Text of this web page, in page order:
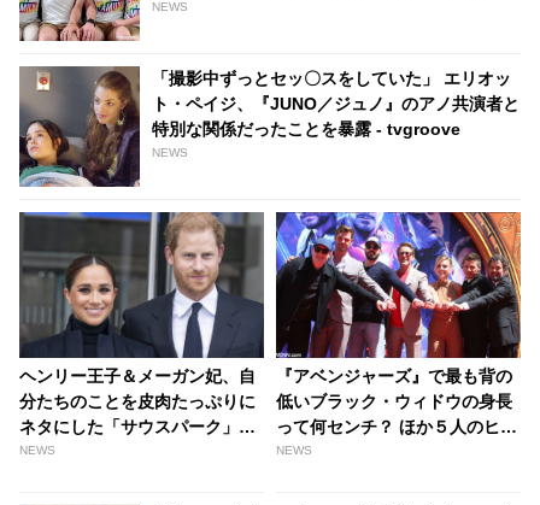
される 有罪となれば終身刑の可能性も -
NEWS
「撮影中ずっとセッ〇スをしていた」 エリオッ
ト・ペイジ、『JUNO／ジュノ』のアノ共演者と
特別な関係だったことを暴露 - tvgroove
NEWS
ヘンリー王子＆メーガン妃、自
分たちのことを皮肉たっぷりに
ネタにした「サウスパーク」に
大ショック！？ 「動揺し精神的
NEWS
『アベンジャーズ』で最も背の
低いブラック・ウィドウの身長
って何センチ？ ほか５人のヒー
ローたちの身長差まとめ -
NEWS